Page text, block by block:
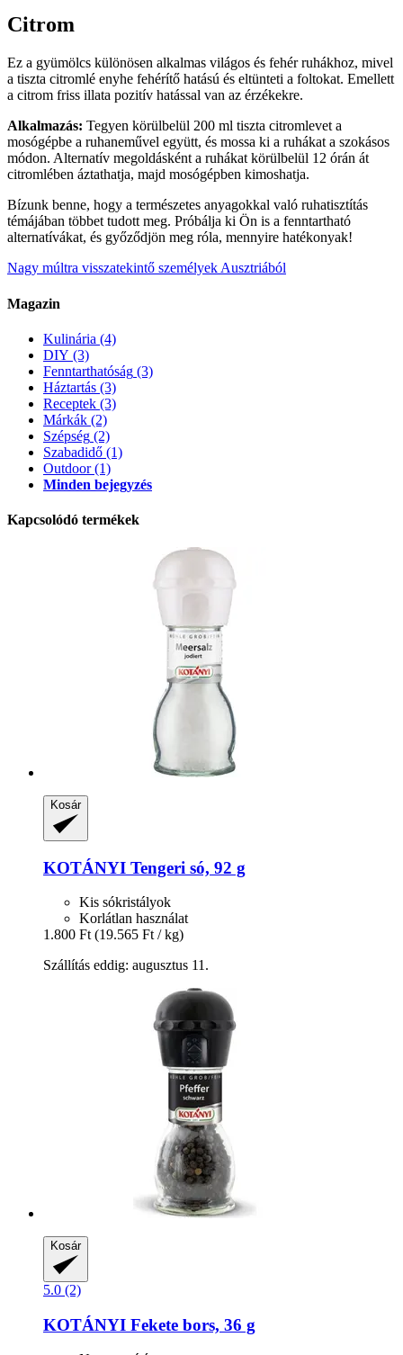
Citrom
Ez a gyümölcs különösen alkalmas világos és fehér ruhákhoz, mivel
a tiszta citromlé enyhe fehérítő hatású és eltünteti a foltokat. Emellett
a citrom friss illata pozitív hatással van az érzékekre.
Alkalmazás: Tegyen körülbelül 200 ml tiszta citromlevet a
mosógépbe a ruhaneművel együtt, és mossa ki a ruhákat a szokásos
módon. Alternatív megoldásként a ruhákat körülbelül 12 órán át
citromlében áztathatja, majd mosógépben kimoshatja.
Bízunk benne, hogy a természetes anyagokkal való ruhatisztítás
témájában többet tudott meg. Próbálja ki Ön is a fenntartható
alternatívákat, és győződjön meg róla, mennyire hatékonyak!
Nagy múltra visszatekintő személyek Ausztriából
Magazin
Kulinária (4)
DIY (3)
Fenntarthatóság (3)
Háztartás (3)
Receptek (3)
Márkák (2)
Szépség (2)
Szabadidő (1)
Outdoor(1)
Minden bejegyzés
Kapcsolódó termékek
Kosár
KOTÁNYI Tengeri só, 92 g
Kis sókristályok
Korlátlan használat
1.800 Ft (19.565 Ft / kg)
Szállítás eddig: augusztus 11.
Kosár
5.0 (2)
KOTÁNYI Fekete bors, 36 g